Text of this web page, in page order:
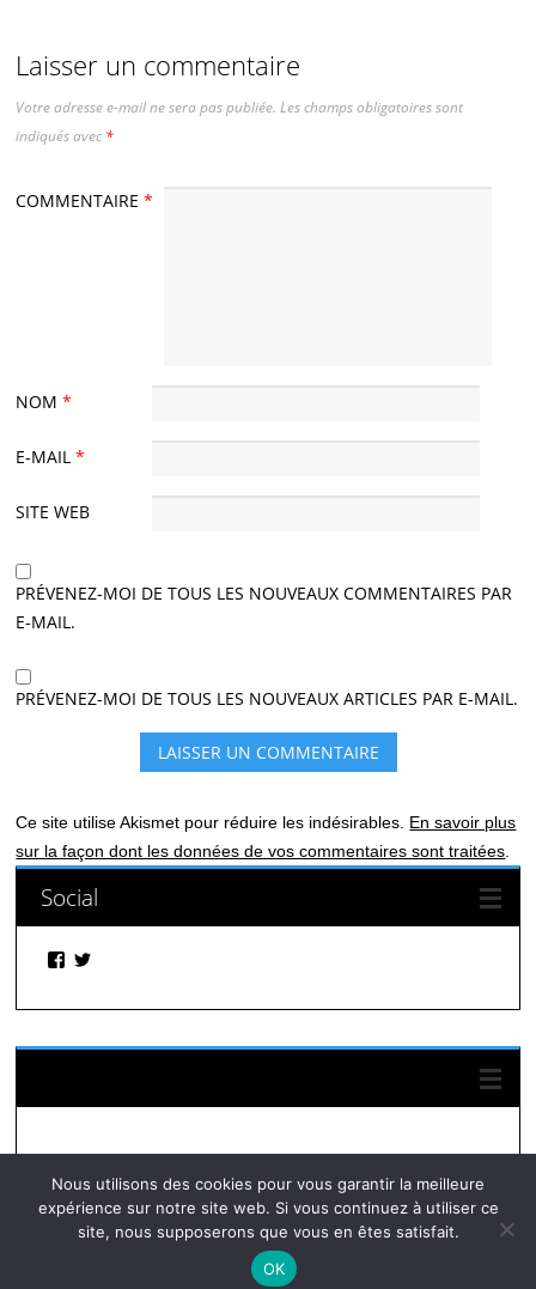
Laisser un commentaire
Votre adresse e-mail ne sera pas publiée. Les champs obligatoires sont
indiqués avec*
COMMENTAIRE*
NOM*
E-MAIL*
SITE WEB
PRÉVENEZ-MOI DE TOUS LES NOUVEAUX COMMENTAIRES PAR
E-MAIL.
PRÉVENEZ-MOI DE TOUS LES NOUVEAUX ARTICLES PAR E-MAIL.
Ce site utilise Akismet pour réduire les indésirables. En savoir plus
sur la façon dont les données de vos commentaires sont traitées.
Social
Facebook
© Autres infos
Nous utilisons des cookies pour vous garantir la meilleure
expérience sur notre site web. Si vous continuez à utiliser ce
site, nous supposerons que vous en êtes satisfait.
OK